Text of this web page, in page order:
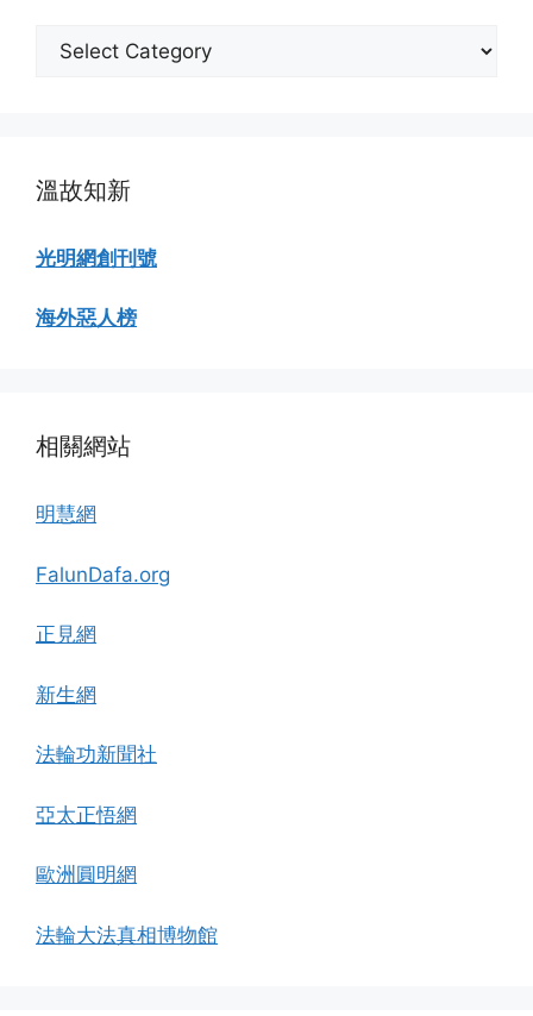
溫故知新
光明網創刊號
海外惡人榜
相關網站
明慧網
FalunDafa.org
正見網
新生網
法輪功新聞社
亞太正悟網
歐洲圓明網
法輪大法真相博物館